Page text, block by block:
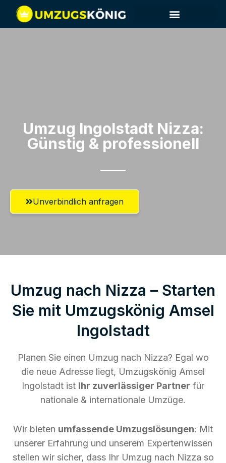
Umzug Ingolstadt​ Nizza:
Günstig & professionell​
Unverbindlich anfragen
Umzug nach Nizza – Starten
Sie mit Umzugskönig Amsel
Ingolstadt
Planen Sie einen Umzug nach Nizza? Egal wo
die neue Adresse liegt, Umzugskönig Amsel
Ingolstadt ist Ihr zuverlässiger Partner für
nationale & internationale Umzüge.
Wir bieten umfassende Umzugslösungen: Mit
unserer Erfahrung und unserem Expertenwissen
stellen wir sicher, dass Ihr Umzug nach Nizza so